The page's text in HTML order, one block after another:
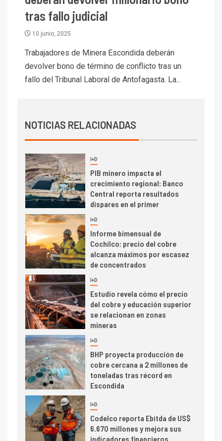
tras fallo judicial
10 junio, 2025
Trabajadores de Minera Escondida deberán
devolver bono de término de conflicto tras un
fallo del Tribunal Laboral de Antofagasta. La...
NOTICIAS RELACIONADAS
6.670 millones y mejora sus
indicadores financieros
Codelco Ventanas prueba
camión 100% eléctrico para
de San Antonio
Producción minera en mayo de
2026 cae 10,6%
3 I+D
PIB minero impacta el
crecimiento regional: Banco
Central reporta resultados
dispares en el primer
4 I+D
Informe bimensual de
Cochilco: precio del cobre
alcanza máximos por escasez
de concentrados
5 I+D
Estudio revela cómo el precio
del cobre y educación superior
se relacionan en zonas
mineras
6 I+D
BHP proyecta producción de
cobre cercana a 2 millones de
toneladas tras récord en
Escondida
I+D
Codelco reporta Ebitda de US$
6.670 millones y mejora sus
indicadores financieros